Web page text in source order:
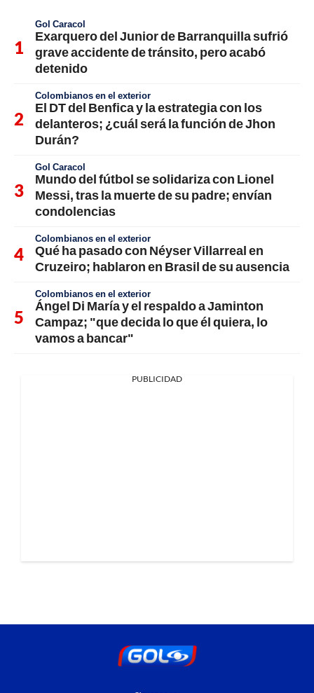
Gol Caracol
Exarquero del Junior de Barranquilla sufrió
grave accidente de tránsito, pero acabó
detenido
Colombianos en el exterior
El DT del Benfica y la estrategia con los
delanteros; ¿cuál será la función de Jhon
Durán?
Gol Caracol
Mundo del fútbol se solidariza con Lionel
Messi, tras la muerte de su padre; envían
condolencias
Colombianos en el exterior
Qué ha pasado con Néyser Villarreal en
Cruzeiro; hablaron en Brasil de su ausencia
Colombianos en el exterior
Ángel Di María y el respaldo a Jaminton
Campaz; "que decida lo que él quiera, lo
vamos a bancar"
PUBLICIDAD